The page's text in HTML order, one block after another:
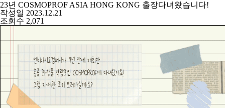
23년 COSMOPROF ASIA HONG KONG 출장다녀왔습니다!
작성일 2023.12.21
조회수 2,071